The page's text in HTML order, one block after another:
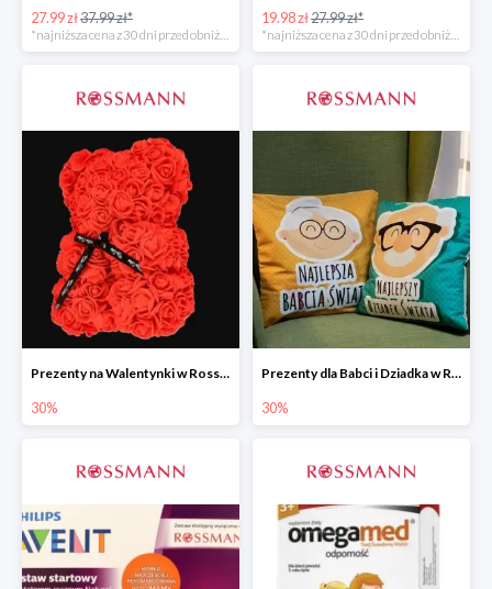
27.99 zł37.99 zł*
*najniższa cena z 30 dni przed obniżką
19.98 zł27.99 zł*
*najniższa cena z 30 dni przed obniżką
Prezenty na Walentynki w Rossmannie do -30%
30%
Prezenty dla Babci i Dziadka w Rossmannie do -30%
30%